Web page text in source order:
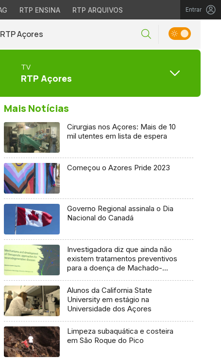
RTP ENSINA RTP ARQUIVOS Entrar
Açores
TV
RTP Açores
Mais Notícias
Cirurgias nos Açores: Mais de 10
mil utentes em lista de espera
Começou o Azores Pride 2023
Governo Regional assinala o Dia
Nacional do Canadá
Investigadora diz que ainda não
existem tratamentos preventivos
para a doença de Machado-
Alunos da California State
University em estágio na
Universidade dos Açores
Limpeza subaquática e costeira
em São Roque do Pico